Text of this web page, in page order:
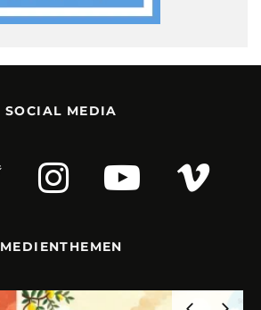
SOCIAL MEDIA
MEDIENTHEMEN